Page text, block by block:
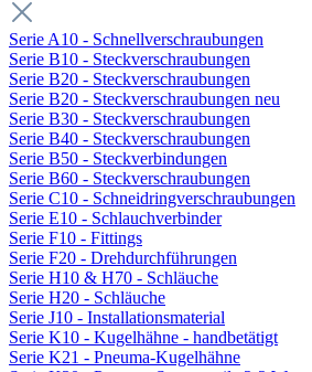
Serie A10 - Schnellverschraubungen
Serie B10 - Steckverschraubungen
Serie B20 - Steckverschraubungen
Serie B20 - Steckverschraubungen neu
Serie B30 - Steckverschraubungen
Serie B40 - Steckverschraubungen
Serie B50 - Steckverbindungen
Serie B60 - Steckverschraubungen
Serie C10 - Schneidringverschraubungen
Serie E10 - Schlauchverbinder
Serie F10 - Fittings
Serie F20 - Drehdurchführungen
Serie H10 & H70 - Schläuche
Serie H20 - Schläuche
Serie J10 - Installationsmaterial
Serie K10 - Kugelhähne - handbetätigt
Serie K21 - Pneuma-Kugelhähne